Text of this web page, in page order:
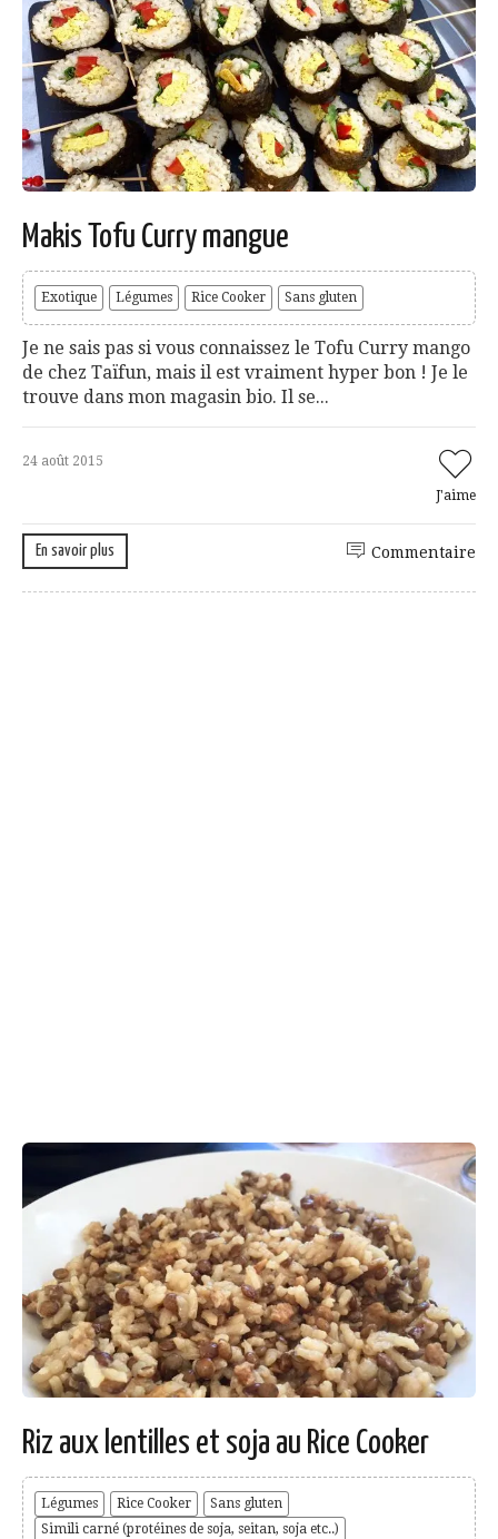
Makis Tofu Curry mangue
Exotique Légumes Rice Cooker Sans gluten
Je ne sais pas si vous connaissez le Tofu Curry mango
de chez Taïfun, mais il est vraiment hyper bon ! Je le
trouve dans mon magasin bio. Il se...
24 août 2015
J'aime
En savoir plus Commentaire
Riz aux lentilles et soja au Rice Cooker
Légumes Rice Cooker
Sans gluten
Simili carné (protéines de soja, seitan, soja etc..)